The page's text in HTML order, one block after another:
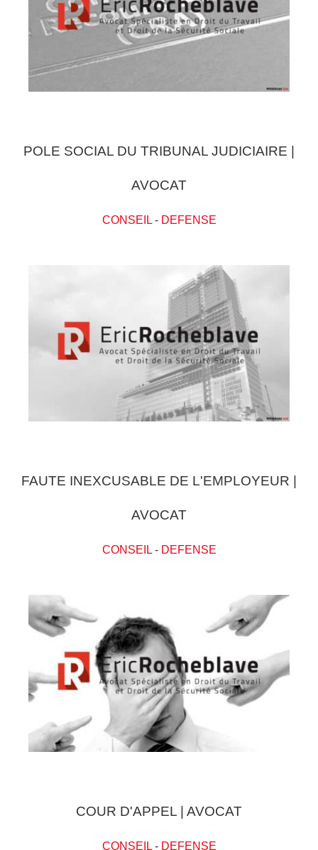
POLE SOCIAL DU TRIBUNAL JUDICIAIRE |
AVOCAT
CONSEIL- DEFENSE
FAUTE INEXCUSABLE DE L'EMPLOYEUR |
AVOCAT
CONSEIL- DEFENSE
COUR D'APPEL | AVOCAT
CONSEIL- DEFENSE